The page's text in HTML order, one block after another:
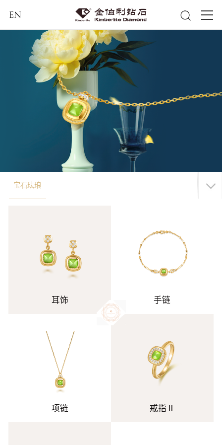
EN
宝石珐琅
耳饰 手链
项链 戒指Ⅱ